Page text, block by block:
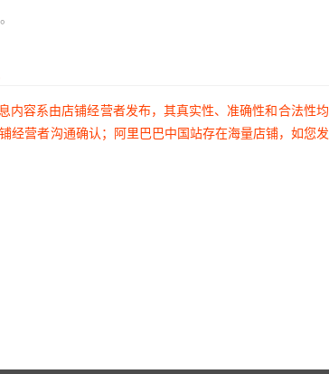
容系由店铺经营者发布，其真实性、准确性和合法性
经营者沟通确认；阿里巴巴中国站存在海量店铺，如您